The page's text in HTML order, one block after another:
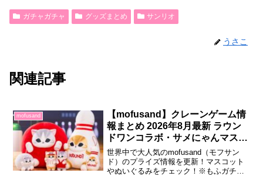
ガチャガチャ グッズまとめ サンリオ
うさこ
関連記事
mofusand
【mofusand】クレーンゲーム情
報まとめ 2026年8月最新 ラウン
ドワンコラボ・サメにゃんマスコ
ット・など続々！
世界中で大人気のmofusand（モフサン
ド）のプライズ情報を更新！マスコット
やぬいぐるみをチェック！※もふガチャ